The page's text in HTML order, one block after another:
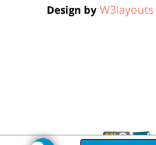
Design by W3layouts